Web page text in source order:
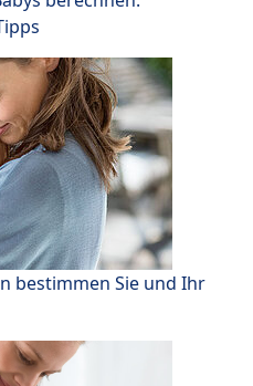
bestimmen Sie und Ihr